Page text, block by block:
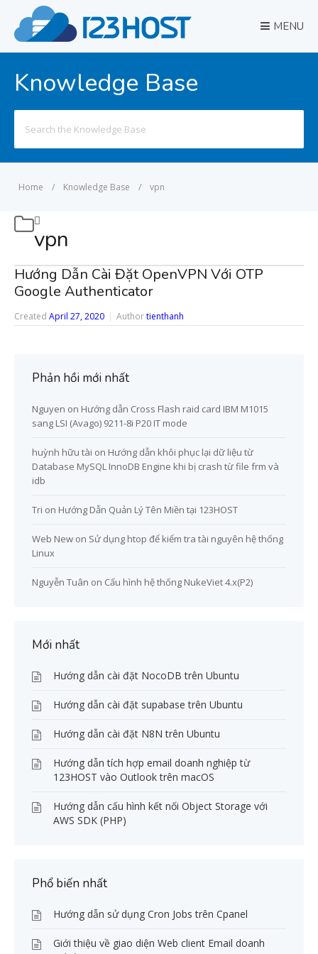
MENU
Knowledge Base
for:
Home / Knowledge Base / vpn
vpn
Hướng Dẫn Cài Đặt OpenVPN Với OTP
Google Authenticator
Created April 27, 2020 Authortienthanh
Phản hồi mới nhất
Nguyen on Hướng dẫn Cross Flash raid card IBM M1015
sang LSI (Avago) 9211-8i P20 IT mode
huỳnh hữu tài on Hướng dẫn khôi phục lại dữ liệu từ
Database MySQL InnoDB Engine khi bị crash từ file frm và
idb
Tri on Hướng Dẫn Quản Lý Tên Miền tại 123HOST
Web New on Sử dụng htop để kiểm tra tài nguyên hệ thống
Linux
Nguyễn Tuân on Cấu hình hệ thống NukeViet 4.x(P2)
Mới nhất
Hướng dẫn cài đặt NocoDB trên Ubuntu
Hướng dẫn cài đặt supabase trên Ubuntu
Hướng dẫn cài đặt N8N trên Ubuntu
Hướng dẫn tích hợp email doanh nghiệp từ
123HOST vào Outlook trên macOS
Hướng dẫn cấu hình kết nối Object Storage với
AWS SDK (PHP)
Phổ biến nhất
Hướng dẫn sử dụng Cron Jobs trên Cpanel
Giới thiệu về giao diện Web client Email doanh